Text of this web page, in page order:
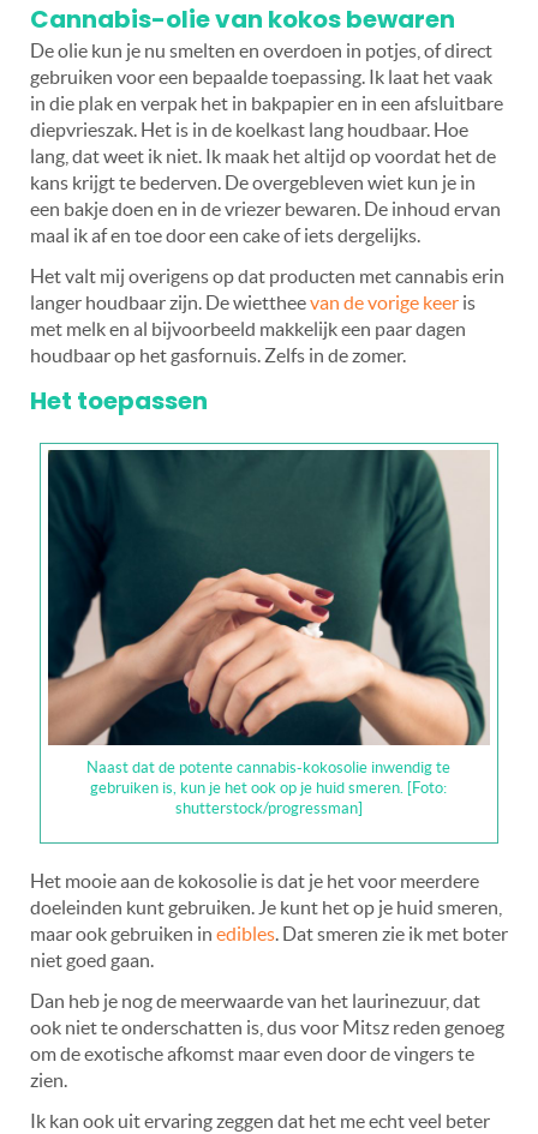
Cannabis-olie van kokos bewaren
De olie kun je nu smelten en overdoen in potjes, of direct
gebruiken voor een bepaalde toepassing. Ik laat het vaak
in die plak en verpak het in bakpapier en in een afsluitbare
diepvrieszak. Het is in de koelkast lang houdbaar. Hoe
lang, dat weet ik niet. Ik maak het altijd op voordat het de
kans krijgt te bederven. De overgebleven wiet kun je in
een bakje doen en in de vriezer bewaren. De inhoud ervan
maal ik af en toe door een cake of iets dergelijks.
Het valt mij overigens op dat producten met cannabis erin
langer houdbaar zijn. De wiettheevan de vorige keer is
met melk en al bijvoorbeeld makkelijk een paar dagen
houdbaar op het gasfornuis. Zelfs in de zomer.
Het toepassen
Naast dat de potente cannabis-kokosolie inwendig te
gebruiken is, kun je het ook op je huid smeren. [Foto:
shutterstock/progressman]
Het mooie aan de kokosolie is dat je het voor meerdere
doeleinden kunt gebruiken. Je kunt het op je huid smeren,
maar ook gebruiken in edibles. Dat smeren zie ik met boter
niet goed gaan.
Dan heb je nog de meerwaarde van het laurinezuur, dat
ook niet te onderschatten is, dus voor Mitsz reden genoeg
om de exotische afkomst maar even door de vingers te
zien.
Ik kan ook uit ervaring zeggen dat het me echt veel beter